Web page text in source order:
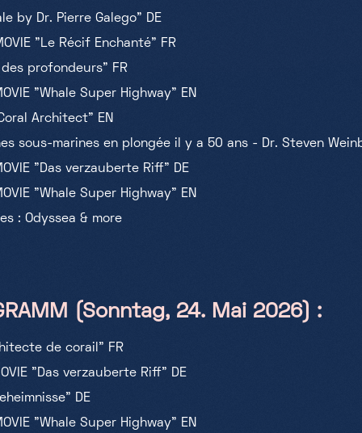
by Dr. Pierre Galego" DE
" Le Récif Enchanté" FR
des profondeurs" FR
"Whale Super Highway" EN
Architect" EN
sous-marines en plongée il y a 50 ans - Dr. Steven
"Das verzauberte Riff" DE
"Whale Super Highway" EN
: Odyssea & more
(Sonntag, 24. Mai 2026) :
de corail" FR
"Das verzauberte Riff" DE
DE
"Whale Super Highway" EN